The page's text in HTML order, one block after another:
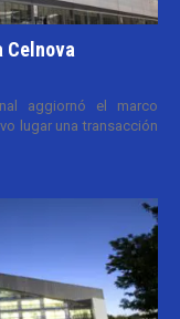
Celnova
aggiornó el marco
lugar una transacción